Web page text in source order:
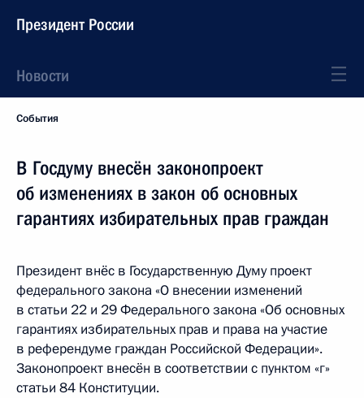
Президент России
Новости
События
В Госдуму внесён законопроект
об изменениях в закон об основных
гарантиях избирательных прав граждан
Президент внёс в Государственную Думу проект
федерального закона «О внесении изменений
в статьи 22 и 29 Федерального закона «Об основных
гарантиях избирательных прав и права на участие
в референдуме граждан Российской Федерации».
Законопроект внесён в соответствии с пунктом «г»
статьи 84 Конституции.